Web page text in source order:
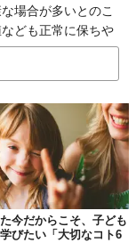
場合が多いとのこ
ども正常に保ちや
衛生大学院」の研
代から20年以上に
「将来への希望が
れていると感じ
答してもらったんだ
なったときに心臓血
今だからこそ、子ども
びたい「大切なコト6